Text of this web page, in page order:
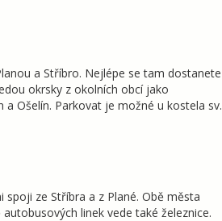
a Stříbro. Nejlépe se tam dostanete
okrsky z okolních obcí jako
Ošelín. Parkovat je možné u kostela sv.
ze Stříbra a z Plané. Obě města
linek vede také železnice.